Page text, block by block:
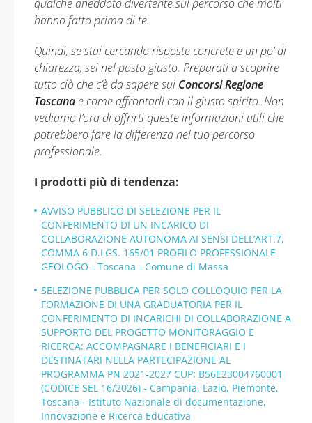
qualche aneddoto divertente sul percorso che molti
hanno fatto prima di te.
Quindi, se stai cercando risposte concrete e un po’ di
chiarezza, sei nel posto giusto. Preparati a scoprire
tutto ciò che c’è da sapere sui Concorsi Regione
Toscana e come affrontarli con il giusto spirito. Non
vediamo l’ora di offrirti queste informazioni utili che
potrebbero fare la differenza nel tuo percorso
professionale.
I prodotti più di tendenza:
AVVISO PUBBLICO DI SELEZIONE PER IL
CONFERIMENTO DI UN INCARICO DI
COLLABORAZIONE AUTONOMA AI SENSI DELL’ART.7,
COMMA 6 D.LGS. 165/01 PROFILO PROFESSIONALE
GEOLOGO - Toscana - Comune di Massa
SELEZIONE PUBBLICA PER SOLO COLLOQUIO PER LA
FORMAZIONE DI UNA GRADUATORIA PER IL
CONFERIMENTO DI INCARICHI DI COLLABORAZIONE A
SUPPORTO DEL PROGETTO MONITORAGGIO E
RICERCA: ACCOMPAGNARE I BENEFICIARI E I
DESTINATARI NELLA PARTECIPAZIONE AL
PROGRAMMA PN 2021-2027 CUP: B56E23004760001
(CODICE SEL 16/2026) - Campania, Lazio, Piemonte,
Toscana - Istituto Nazionale di documentazione,
Innovazione e Ricerca Educativa